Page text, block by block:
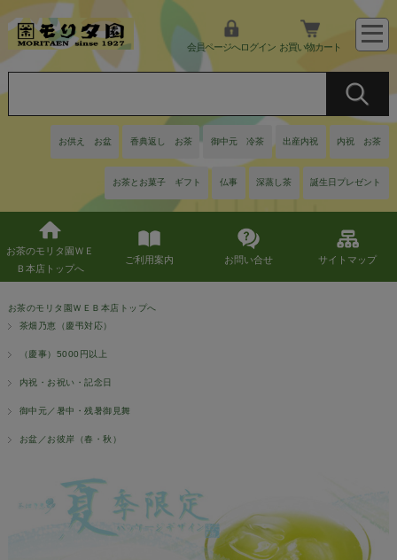
お供え お盆 香典返し お茶 御中元 冷茶 出産内祝 内祝 お茶
お茶とお菓子 ギフト 仏事 深蒸し茶 誕生日プレゼント
会員ページへログイン お買い物カート
お茶のモリタ園ＷＥ
Ｂ本店トップへ
ご利用案内 お問い合せ サイトマップ
お茶のモリタ園ＷＥＢ本店トップへ
茶畑乃恵（慶弔対応）
（慶事）5000円以上
内祝・お祝い・記念日
御中元／暑中・残暑御見舞
お盆／お彼岸（春・秋）